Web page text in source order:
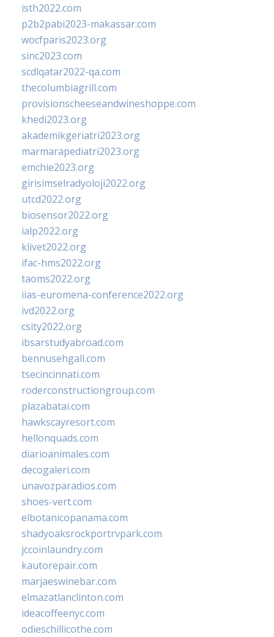
isth2022.com
p2b2pabi2023-makassar.com
wocfparis2023.org
sinc2023.com
scdlqatar2022-qa.com
thecolumbiagrill.com
provisionscheeseandwineshoppe.com
khedi2023.org
akademikgeriatri2023.org
marmarapediatri2023.org
emchie2023.org
girisimselradyoloji2022.org
utcd2022.org
biosensor2022.org
ialp2022.org
klivet2022.org
ifac-hms2022.org
taoms2022.org
iias-euromena-conference2022.org
ivd2022.org
csity2022.org
ibsarstudyabroad.com
bennusehgall.com
tsecincinnati.com
roderconstructiongroup.com
plazabatai.com
hawkscayresort.com
hellonquads.com
diarioanimales.com
decogaleri.com
unavozparadios.com
shoes-vert.com
elbotanicopanama.com
shadyoaksrockportrvpark.com
jccoinlaundry.com
kautorepair.com
marjaeswinebar.com
elmazatlanclinton.com
ideacoffeenyc.com
odieschillicothe.com